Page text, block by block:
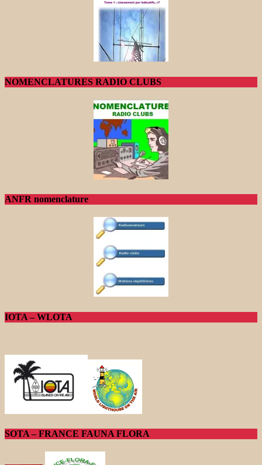
NOMENCLATURES RADIO CLUBS
ANFR nomenclature
IOTA – WLOTA
SOTA – FRANCE FAUNA FLORA